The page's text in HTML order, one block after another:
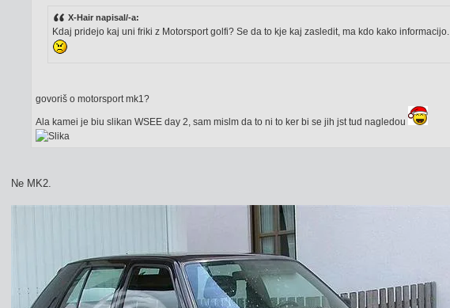
X-Hair napisal/-a:
Kdaj pridejo kaj uni friki z Motorsport golfi? Se da to kje kaj zasledit, ma kdo kako
govoriš o motorsport mk1?
Ala kamei je biu slikan WSEE day 2, sam mislm da to ni to ker bi se jih jst tud nagledou
Ne MK2.